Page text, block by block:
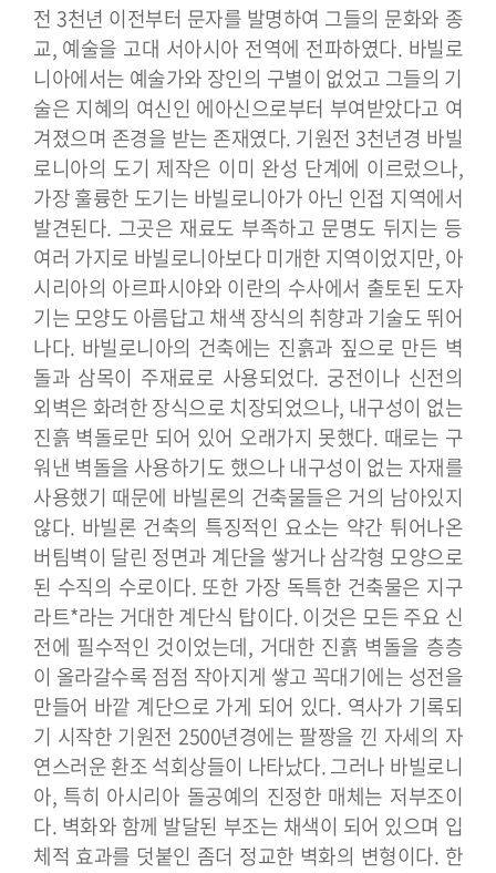
전 3천년 이전부터 문자를 발명하여 그들의 문화와 종
교, 예술을 고대 서아시아 전역에 전파하였다. 바빌로
니아에서는 예술가와 장인의 구별이 없었고 그들의 기
술은 지혜의 여신인 에아신으로부터 부여받았다고 여
겨졌으며 존경을 받는 존재였다. 기원전 3천년경 바빌
로니아의 도기 제작은 이미 완성 단계에 이르렀으나,
가장 훌륭한 도기는 바빌로니아가 아닌 인접 지역에서
발견된다. 그곳은 재료도 부족하고 문명도 뒤지는 등
여러 가지로 바빌로니아보다 미개한 지역이었지만, 아
시리아의 아르파시야와 이란의 수사에서 출토된 도자
기는 모양도 아름답고 채색 장식의 취향과 기술도 뛰어
나다. 바빌로니아의 건축에는 진흙과 짚으로 만든 벽
돌과 삼목이 주재료로 사용되었다. 궁전이나 신전의
외벽은 화려한 장식으로 치장되었으나, 내구성이 없는
진흙 벽돌로만 되어 있어 오래가지 못했다. 때로는 구
워낸 벽돌을 사용하기도 했으나 내구성이 없는 자재를
사용했기 때문에 바빌론의 건축물들은 거의 남아있지
않다. 바빌론 건축의 특징적인 요소는 약간 튀어나온
버팀벽이 달린 정면과 계단을 쌓거나 삼각형 모양으로
된 수직의 수로이다. 또한 가장 독특한 건축물은 지구
라트*라는 거대한 계단식 탑이다. 이것은 모든 주요 신
전에 필수적인 것이었는데, 거대한 진흙 벽돌을 층층
이 올라갈수록 점점 작아지게 쌓고 꼭대기에는 성전을
만들어 바깥 계단으로 가게 되어 있다. 역사가 기록되
기 시작한 기원전 2500년경에는 팔짱을 낀 자세의 자
연스러운 환조 석회상들이 나타났다. 그러나 바빌로니
아, 특히 아시리아 돌공예의 진정한 매체는 저부조이
다. 벽화와 함께 발달된 부조는 채색이 되어 있으며 입
체적 효과를 덧붙인 좀더 정교한 벽화의 변형이다. 한